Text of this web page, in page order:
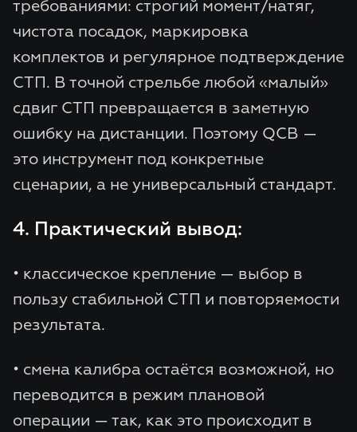
требованиями: строгий момент/натяг,
чистота посадок, маркировка
комплектов и регулярное подтверждение
СТП. В точной стрельбе любой «малый»
сдвиг СТП превращается в заметную
ошибку на дистанции. Поэтому QCB —
это инструмент под конкретные
сценарии, а не универсальный стандарт.
4. Практический вывод:
• классическое крепление — выбор в
пользу стабильной СТП и повторяемости
результата.
• смена калибра остаётся возможной, но
переводится в режим плановой
операции — так, как это происходит в